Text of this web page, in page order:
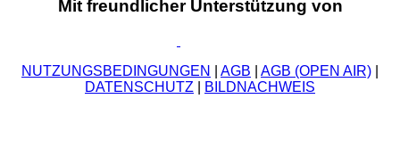
Mit freundlicher Unterstützung von
NUTZUNGSBEDINGUNGEN AGB AGB (OPEN AIR)
DATENSCHUTZ
BILDNACHWEIS